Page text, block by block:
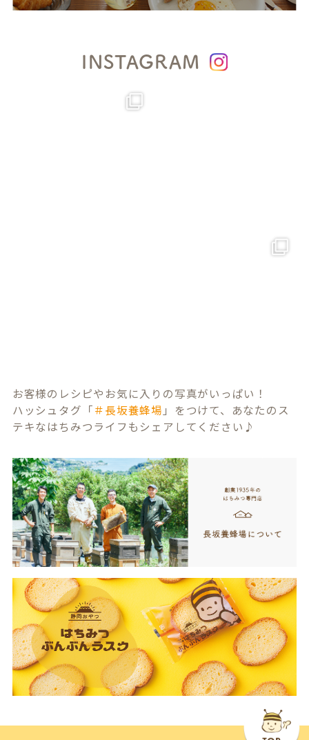
INSTAGRAM
お客様のレシピやお気に入りの写真がいっぱい！
ハッシュタグ「＃長坂養蜂場 」をつけて、あなたのス
テキなはちみつライフもシェアしてください♪